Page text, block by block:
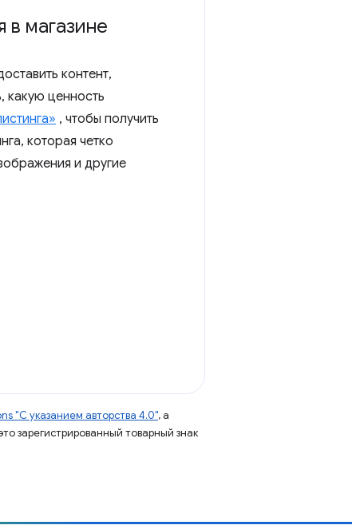
в магазине
контент,
какую ценность
, чтобы получить
которая четко
и другие
"С указанием авторства 4.0", а
зарегистрированный товарный знак